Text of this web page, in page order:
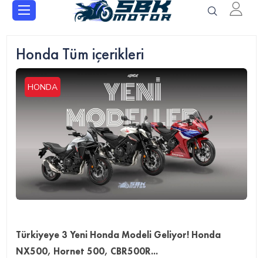
Honda Tüm içerikleri
HONDA
Türkiyeye 3 Yeni Honda Modeli Geliyor! Honda
NX500, Hornet 500, CBR500R...